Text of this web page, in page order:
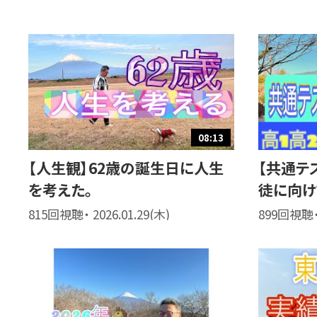
08:13
【人生観】62歳の誕生日に人生
を考えた。
815回視聴・ 2026.01.29(木)
【共通テ
徒に向け
899回視聴